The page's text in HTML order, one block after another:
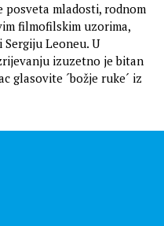
mladosti, rodnom
filmofilskim uzorima,
Leoneu. U
izuzetno je bitan
glasovite ´božje ruke´ iz